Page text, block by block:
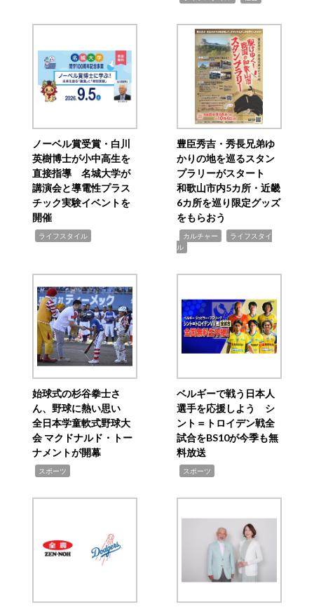
ノーベル賞受賞・白川
英樹博士が小中高生を
直接指導 名城大学が
講演会と導電性プラス
チック実験イベントを
開催
ライフスタイル
豊臣秀吉・秀長兄弟ゆ
かりの地を巡るスタン
プラリーがスタート
和歌山市内5カ所・近畿
6カ所を巡り限定グッズ
をもらおう
カルチャー
ライフスタイ
ル
始球式の杉谷拳士さ
ん、野球に熱い思い
全日本学童軟式野球大
会 マクドナルド・トー
ナメントが開幕
スポーツ
ベルギーで戦う日本人
選手を応援しよう シ
ント＝トロイデン戦全
試合をBS10が今季も無
料放送
スポーツ